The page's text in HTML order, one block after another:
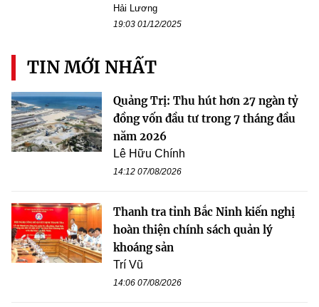
Hải Lương
19:03 01/12/2025
TIN MỚI NHẤT
Quảng Trị: Thu hút hơn 27 ngàn tỷ
đồng vốn đầu tư trong 7 tháng đầu
năm 2026
Lê Hữu Chính
14:12 07/08/2026
Thanh tra tỉnh Bắc Ninh kiến nghị
hoàn thiện chính sách quản lý
khoáng sản
Trí Vũ
14:06 07/08/2026